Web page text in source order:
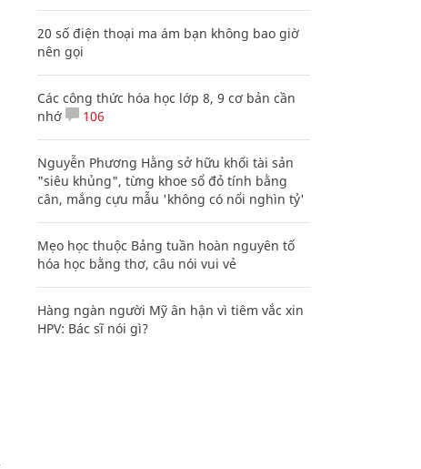
20 số điện thoại ma ám bạn không bao giờ
nên gọi
Các công thức hóa học lớp 8, 9 cơ bản cần
nhớ
106
Nguyễn Phương Hằng sở hữu khối tài sản
"siêu khủng", từng khoe sổ đỏ tính bằng
cân, mắng cựu mẫu 'không có nổi nghìn tỷ'
Mẹo học thuộc Bảng tuần hoàn nguyên tố
hóa học bằng thơ, câu nói vui vẻ
Hàng ngàn người Mỹ ân hận vì tiêm vắc xin
HPV: Bác sĩ nói gì?